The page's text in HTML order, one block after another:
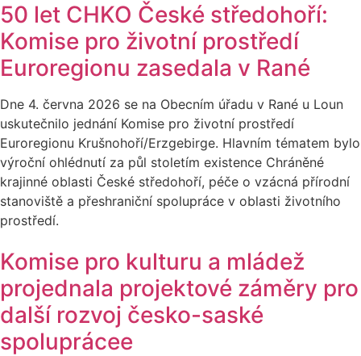
50 let CHKO České středohoří:
Komise pro životní prostředí
Euroregionu zasedala v Rané
Dne 4. června 2026 se na Obecním úřadu v Rané u Loun
uskutečnilo jednání Komise pro životní prostředí
Euroregionu Krušnohoří/Erzgebirge. Hlavním tématem bylo
výroční ohlédnutí za půl stoletím existence Chráněné
krajinné oblasti České středohoří, péče o vzácná přírodní
stanoviště a přeshraniční spolupráce v oblasti životního
prostředí.
Komise pro kulturu a mládež
projednala projektové záměry pro
další rozvoj česko-saské
spoluprácee